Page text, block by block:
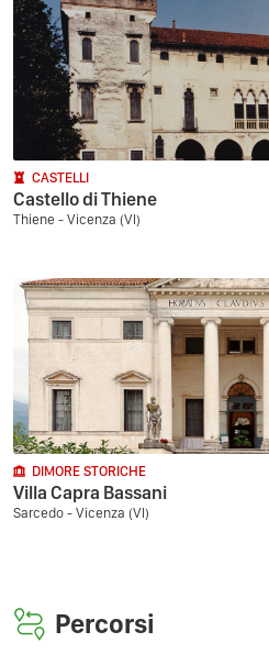
CASTELLI
Castello di Thiene
Thiene - Vicenza (VI)
DIMORE STORICHE
Villa Capra Bassani
Sarcedo - Vicenza (VI)
Percorsi